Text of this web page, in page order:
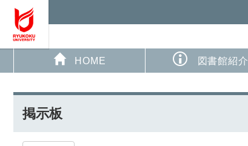
HOME 図書館紹介
掲示板